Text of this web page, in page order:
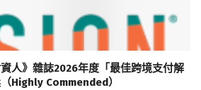
人》雜誌2026年度「最佳跨境支付解
Highly Commended）